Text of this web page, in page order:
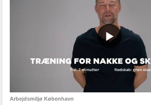
Arbejdsmiljø København